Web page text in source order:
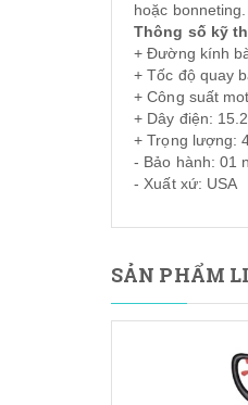
hoặc bonneting.
Thông số kỹ
+ Đường kính
+ Tốc độ quay
+ Công suất
+ Dây điện:
+ Trọng lượng:
- Bảo hành: 01
- Xuất xứ: USA
SẢN PHẨM